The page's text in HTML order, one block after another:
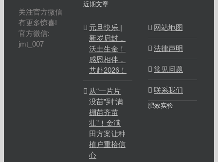
关注官方微信
有更多惊喜!
官方微信:
jmt_007
近期文章
元旦快乐 |
新岁启封，
沃土生金！
感恩相伴，
共赴2026！
从“一片片
没苗”到“满
棚苗齐苗
壮”！金满
田方案让种
植户重拾信
心
网站地图
法律声明
常见问题
联系我们
肥效实验